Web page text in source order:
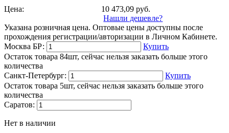
Цена: 10 473,09руб.
Нашли дешевле?
Указана розничная цена. Оптовые цены доступны после
прохождения регистрации/авторизации в Личном Кабинете.
Москва БР:
Купить
Остаток товара 84шт, сейчас нельзя заказать больше этого
количества
Санкт-Петербург:
Купить
Остаток товара 5шт, сейчас нельзя заказать больше этого
количества
Саратов:
Нет в наличии